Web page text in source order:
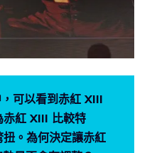
可以看到赤紅 XIII
赤紅 XIII 比較特
。為何決定讓赤紅